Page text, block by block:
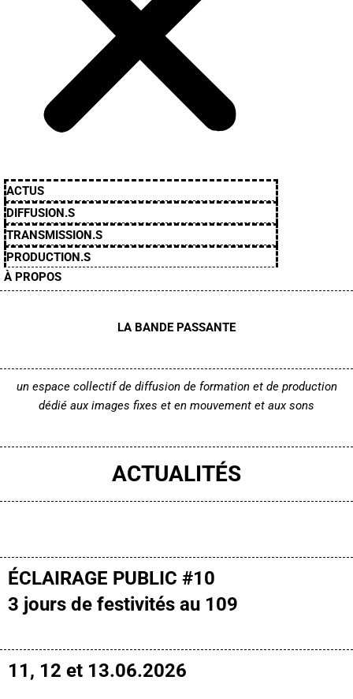
ACTUS
DIFFUSION.S
TRANSMISSION.S
PRODUCTION.S
À PROPOS
LA BANDE PASSANTE
un espace collectif de diffusion de formation et de production
dédié aux images fixes et en mouvement et aux sons
ACTUALITÉS
ÉCLAIRAGE PUBLIC #10
3 jours de festivités au 109
11, 12 et 13.06.2026